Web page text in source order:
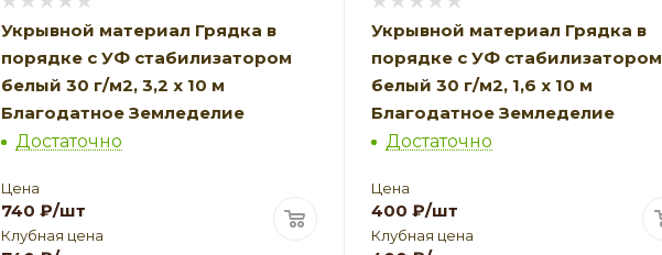
Укрывной материал Грядка в
порядке с УФ стабилизатором
белый 30 г/м2, 3,2 х 10 м
Благодатное Земледелие
Достаточно
Цена
740 ₽/шт
Клубная цена
Укрывной материал Грядка в
порядке с УФ стабилизатором
белый 30 г/м2, 1,6 х 10 м
Благодатное Земледелие
Достаточно
Цена
400 ₽/шт
Клубная цена